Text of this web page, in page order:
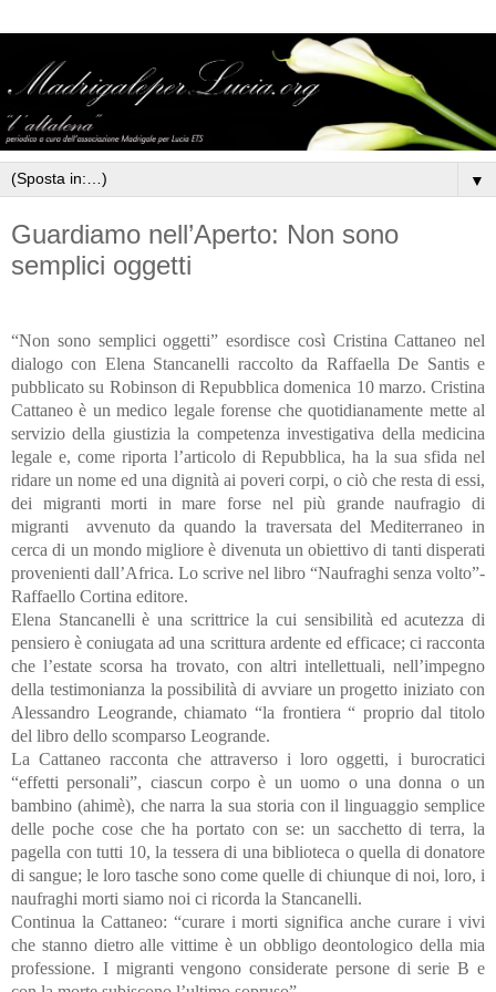
▼
Guardiamo nell’Aperto: Non sono
semplici oggetti
“Non sono semplici oggetti” esordisce così Cristina Cattaneo nel
dialogo con Elena Stancanelli raccolto da Raffaella De Santis e
pubblicato su Robinson di Repubblica domenica 10 marzo. Cristina
Cattaneo è un medico legale forense che quotidianamente mette al
servizio della giustizia la competenza investigativa della medicina
legale e, come riporta l’articolo di Repubblica, ha la sua sfida nel
ridare un nome ed una dignità ai poveri corpi, o ciò che resta di essi,
dei migranti morti in mare forse nel più grande naufragio di
migranti avvenuto da quando la traversata del Mediterraneo in
cerca di un mondo migliore è divenuta un obiettivo di tanti disperati
provenienti dall’Africa. Lo scrive nel libro “Naufraghi senza volto”-
Raffaello Cortina editore.
Elena Stancanelli è una scrittrice la cui sensibilità ed acutezza di
pensiero è coniugata ad una scrittura ardente ed efficace; ci racconta
che l’estate scorsa ha trovato, con altri intellettuali, nell’impegno
della testimonianza la possibilità di avviare un progetto iniziato con
Alessandro Leogrande, chiamato “la frontiera “ proprio dal titolo
del libro dello scomparso Leogrande.
La Cattaneo racconta che attraverso i loro oggetti, i burocratici
“effetti personali”, ciascun corpo è un uomo o una donna o un
bambino (ahimè), che narra la sua storia con il linguaggio semplice
delle poche cose che ha portato con se: un sacchetto di terra, la
pagella con tutti 10, la tessera di una biblioteca o quella di donatore
di sangue; le loro tasche sono come quelle di chiunque di noi, loro, i
naufraghi morti siamo noi ci ricorda la Stancanelli.
Continua la Cattaneo: “curare i morti significa anche curare i vivi
che stanno dietro alle vittime è un obbligo deontologico della mia
professione. I migranti vengono considerate persone di serie B e